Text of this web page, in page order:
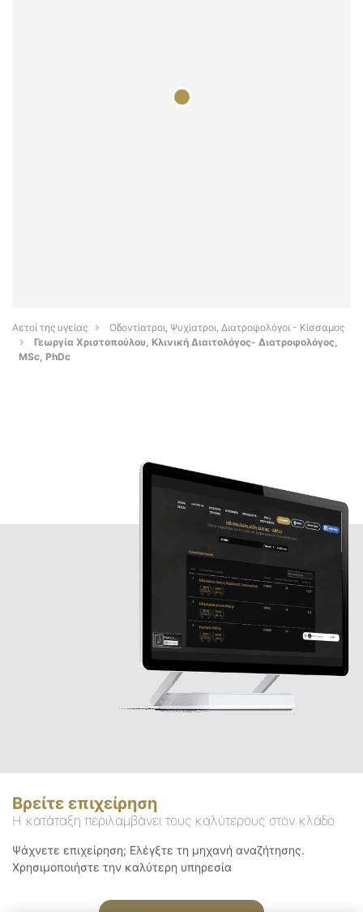
Αετοί της υγείας
Οδοντίατροι, Ψυχίατροι, Διατροφολόγοι - Κίσσαμος
Γεωργία Χριστοπούλου, Κλινική Διαιτολόγος- Διατροφολόγος,
MSc, PhDc
Βρείτε επιχείρηση
Η κατάταξη περιλαμβάνει τους καλύτερους στον κλάδο
Ψάχνετε επιχείρηση; Ελέγξτε τη μηχανή αναζήτησης.
Χρησιμοποιήστε την καλύτερη υπηρεσία